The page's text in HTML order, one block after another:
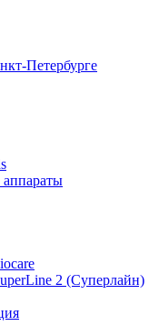
Петербурге
2 (Суперлайн)